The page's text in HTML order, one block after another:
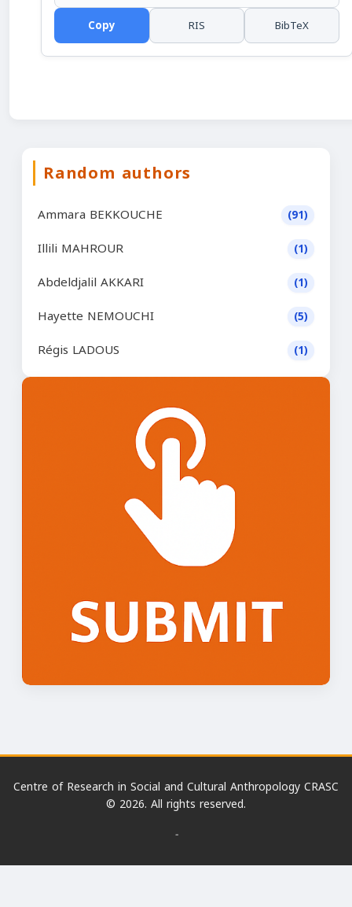
Copy RIS BibTeX
Random authors
Ammara BEKKOUCHE (91)
Illili MAHROUR (1)
Abdeldjalil AKKARI (1)
Hayette NEMOUCHI (5)
Régis LADOUS (1)
Centre of Research in Social and Cultural Anthropology CRASC
© 2026. All rights reserved.
-